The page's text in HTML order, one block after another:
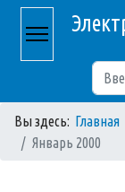
Вы здесь: Главная
Январь 2000